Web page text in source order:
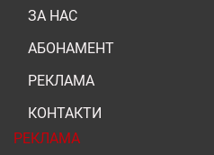
ЗА НАС
АБОНАМЕНТ
РЕКЛАМА
КОНТАКТИ
РЕКЛАМА